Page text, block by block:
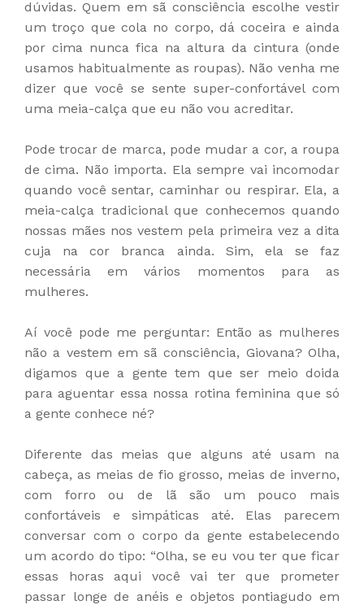
dúvidas. Quem em sã consciência escolhe vestir
um troço que cola no corpo, dá coceira e ainda
por cima nunca fica na altura da cintura (onde
usamos habitualmente as roupas). Não venha me
dizer que você se sente super-confortável com
uma meia-calça que eu não vou acreditar.
Pode trocar de marca, pode mudar a cor, a roupa
de cima. Não importa. Ela sempre vai incomodar
quando você sentar, caminhar ou respirar. Ela, a
meia-calça tradicional que conhecemos quando
nossas mães nos vestem pela primeira vez a dita
cuja na cor branca ainda. Sim, ela se faz
necessária em vários momentos para as
mulheres.
Aí você pode me perguntar: Então as mulheres
não a vestem em sã consciência, Giovana? Olha,
digamos que a gente tem que ser meio doida
para aguentar essa nossa rotina feminina que só
a gente conhece né?
Diferente das meias que alguns até usam na
cabeça, as meias de fio grosso, meias de inverno,
com forro ou de lã são um pouco mais
confortáveis e simpáticas até. Elas parecem
conversar com o corpo da gente estabelecendo
um acordo do tipo: “Olha, se eu vou ter que ficar
essas horas aqui você vai ter que prometer
passar longe de anéis e objetos pontiagudo em